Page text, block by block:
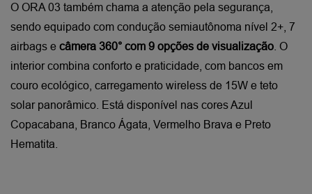
O ORA 03 também chama a atenção pela segurança,
sendo equipado com condução semiautônoma nível 2+, 7
airbags e câmera 360° com 9 opções de visualização . O
interior combina conforto e praticidade, com bancos em
couro ecológico, carregamento wireless de 15W e teto
solar panorâmico. Está disponível nas cores Azul
Copacabana, Branco Ágata, Vermelho Brava e Preto
Hematita.